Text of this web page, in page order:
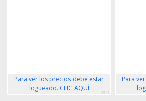
Para ver los precios debe estar
logueado. CLIC AQUÍ
3941
Para